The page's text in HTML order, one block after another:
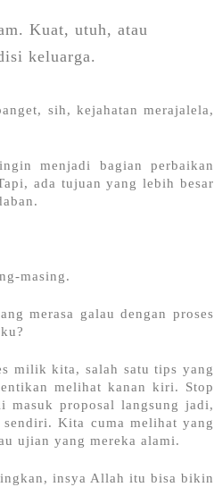
Kuat, utuh, atau
keluarga.
sih, kejahatan merajalela,
menjadi bagian perbaikan
ada tujuan yang lebih besar
masing.
merasa galau dengan proses
milik kita, salah satu tips yang
melihat kanan kiri. Stop
proposal langsung jadi,
Kita cuma melihat yang
ujian yang mereka alami.
insya Allah itu bisa bikin